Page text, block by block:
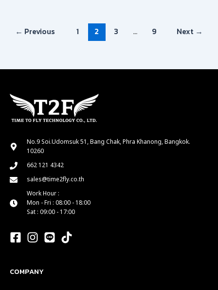
← Previous 1 2 3 … 9 Next →
No.9 Soi.Udomsuk 51, Bang Chak, Phra Khanong, Bangkok.
10260
662 121 4342
sales@time2fly.co.th
Work Hour :
Mon - Fri : 08:00 - 18:00
Sat : 09:00 - 17:00
COMPANY